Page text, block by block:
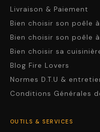
Livraison & Paiement
Bien choisir son poêle
Bien choisir son poêle
Bien choisir sa
Blog Fire Lovers
Normes D.T.U &
Conditions Générales
OUTILS & SERVICES